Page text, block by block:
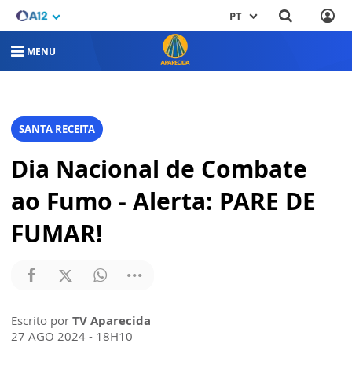
PT
MENU
SANTA RECEITA
Dia Nacional de Combate
ao Fumo - Alerta: PARE DE
FUMAR!
Escrito por TV Aparecida
27 AGO 2024 - 18H10